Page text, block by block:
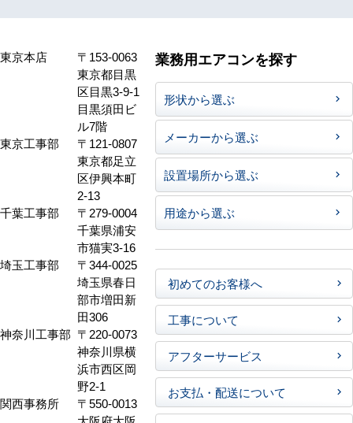
東京本店
〒153-0063
東京都目黒
区目黒3-9-1
目黒須田ビ
ル7階
東京工事部
〒121-0807
東京都足立
区伊興本町
2-13
千葉工事部
〒279-0004
千葉県浦安
市猫実3-16
埼玉工事部
〒344-0025
埼玉県春日
部市増田新
田306
神奈川工事部 〒220-0073
神奈川県横
浜市西区岡
野2-1
関西事務所
〒550-0013
業務用エアコンを探す
形状から選ぶ
メーカーから選ぶ
設置場所から選ぶ
用途から選ぶ
初めてのお客様へ
工事について
アフターサービス
お支払・配送について